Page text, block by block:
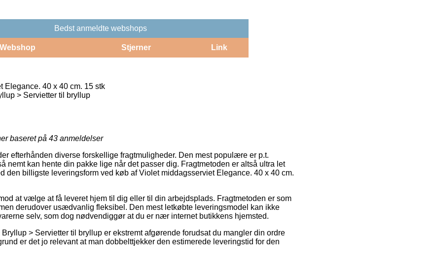
Bedst anmeldte webshops
Webshop Stjerner Link
Elegance. 40 x 40 cm. 15 stk
> Servietter til bryllup
baseret på 43 anmeldelser
efterhånden diverse forskellige fragtmuligheder. Den mest populære er p.t.
nemt kan hente din pakke lige når det passer dig. Fragtmetoden er altså ultra let
den billigste leveringsform ved køb af Violet middagsserviet Elegance. 40 x 40 cm.
at vælge at få leveret hjem til dig eller til din arbejdsplads. Fragtmetoden er som
derudover usædvanlig fleksibel. Den mest letkøbte leveringsmodel kan ikke
selv, som dog nødvendiggør at du er nær internet butikkens hjemsted.
> Servietter til bryllup er ekstremt afgørende forudsat du mangler din ordre
er det jo relevant at man dobbelttjekker den estimerede leveringstid for den